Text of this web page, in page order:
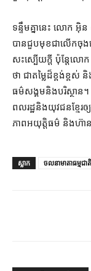
ទន្ទឹមគ្នានេះ លោក អ៊ិ
បាន​ជួប​មុខជា​លើកចុង​
សះស្បើយ​ក្តី ប៉ុន្តែ​ល
ថា ជា​តម្លៃ​ដ៏​ខ្ពង់ខ្ពស់
ធម៌​សង្គម​និង​បរិស្ថាន​
ពលរដ្ឋ​និង​យុវជន​ខ្មែរ​
ភាព​អយុត្តិធម៌ និង​ហ៊ា
ស្លាក ចលនាមាតាធម្មជាតិ